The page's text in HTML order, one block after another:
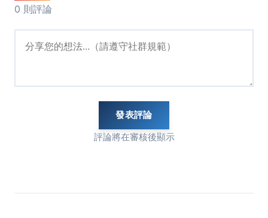
0 則評論
發表評論
評論將在審核後顯示